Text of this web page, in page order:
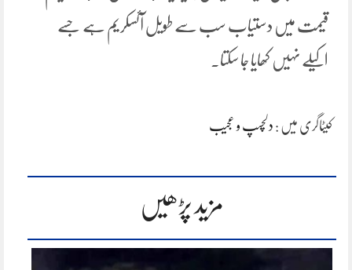
قیمت میں دستیاب سب سے طویل آئسکریم ہے جسے
اکیلے نہیں کھایا جا سکتا۔
کیٹاگری میں : دلچسپ و عجیب
مزید پڑھیں